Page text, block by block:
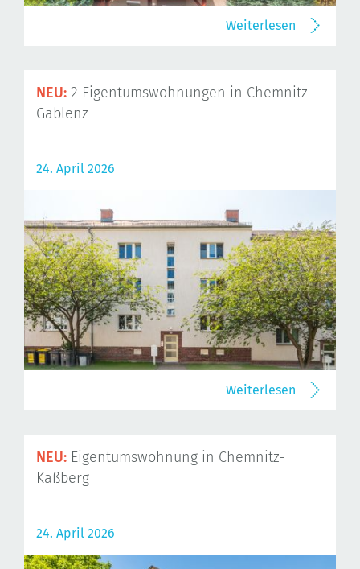
Weiterlesen
NEU: 2 Eigentumswohnungen in Chemnitz-
Gablenz
24. April 2026
Weiterlesen
NEU: Eigentumswohnung in Chemnitz-
Kaßberg
24. April 2026